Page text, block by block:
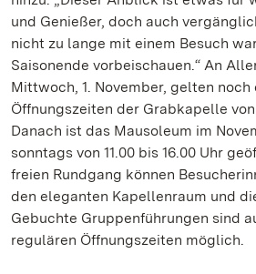
und Genießer, doch auch
nicht zu lange mit einem Besuch
Saisonende vorbeischauen.“ An
Mittwoch, 1. November, gelten
Öffnungszeiten der Grabkapelle von
Danach ist das Mausoleum im
sonntags von 11.00 bis 16.00 Uhr
freien Rundgang können
den eleganten Kapellenraum und
Gebuchte Gruppenführungen sind
regulären Öffnungszeiten möglich.